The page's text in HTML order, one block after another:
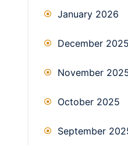
January 2026
December 2025
November
October 2025
September